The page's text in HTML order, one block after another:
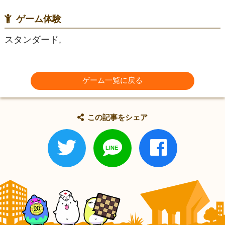
ゲーム体験
スタンダード,
ゲーム一覧に戻る
この記事をシェア